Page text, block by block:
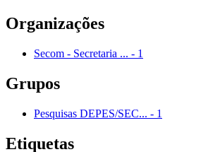
Organizações
Secom - Secretaria ... - 1
Grupos
Pesquisas DEPES/SEC... - 1
Etiquetas